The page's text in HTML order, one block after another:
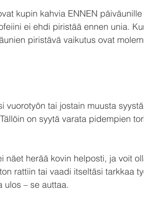
kupin kahvia ENNEN
ei ehdi piristää ennen unia.
piristävä vaikutus ovat
vuorotyön tai jostain muusta
on syytä varata pidempien
näet herää kovin helposti, ja voit
rattiin tai vaadi itseltäsi tarkkaa
ulos – se auttaa.